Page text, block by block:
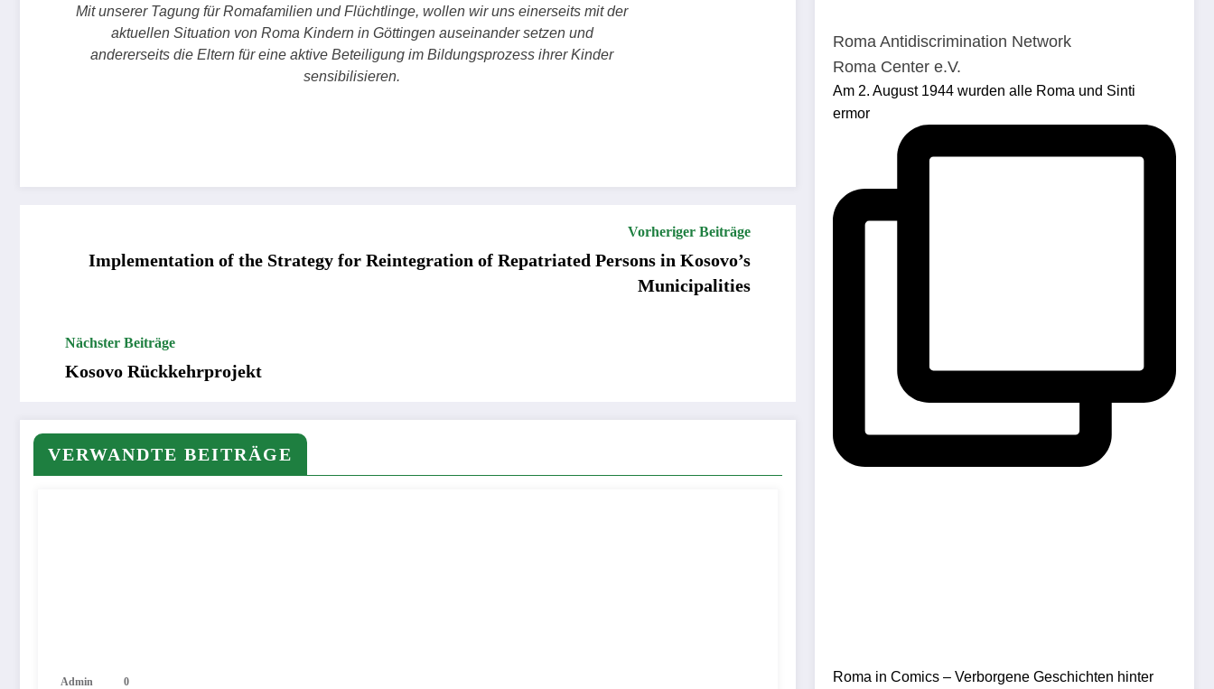
Mit unserer Tagung für Romafamilien und Flüchtlinge, wollen wir uns einerseits mit der
aktuellen Situation von Roma Kindern in Göttingen auseinander setzen und
andererseits die Eltern für eine aktive Beteiligung im Bildungsprozess ihrer Kinder
sensibilisieren.
Vorheriger Beiträge
Implementation of the Strategy for Reintegration of Repatriated Persons in Kosovo’s
Municipalities
Nächster Beiträge
Kosovo Rückkehrprojekt
VERWANDTE BEITRÄGE
Admin 0
Roma Antidiscrimination Network
Roma Center e.V.
Am 2. August 1944 wurden alle Roma und Sinti
ermor
Roma in Comics – Verborgene Geschichten hinter